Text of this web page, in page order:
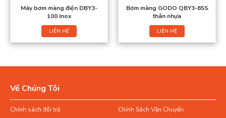
Máy bơm màng điện DBY3-
100 Inox
LIÊN HỆ
Bơm màng GODO QBY3-65S
thân nhựa
LIÊN HỆ
Về Chúng Tôi
Chính sách đổi trả
Chính Sách Vận Chuyển